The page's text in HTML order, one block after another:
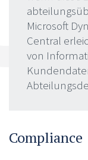
Microsoft
Central
von
Compliance